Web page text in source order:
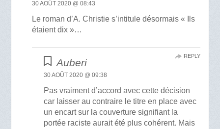
30 AOÛT 2020 @ 08:43
Le roman d’A. Christie s’intitule désormais « Ils
étaient dix »…
Auberi
30 AOÛT 2020 @ 09:38
Pas vraiment d’accord avec cette décision
car laisser au contraire le titre en place avec
un encart sur la couverture signifiant la
portée raciste aurait été plus cohérent. Mais
REPLY